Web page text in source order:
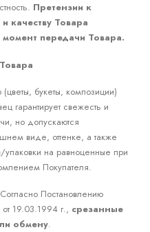
Претензии к
качеству Товара
передачи Товара.
(цветы, букеты, композиции)
гарантирует свежесть и
но допускаются
виде, оттенке, а также
на равноценные при
Покупателя.
Согласно Постановлению
19.03.1994 г., срезанные
обмену.